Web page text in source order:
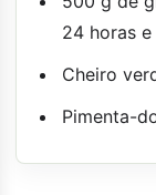
24 horas
Cheiro
Pimenta-